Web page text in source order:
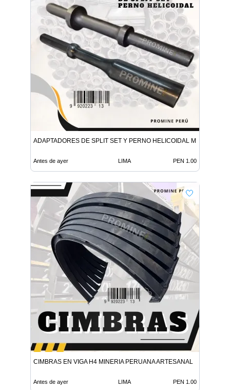
ADAPTADORES DE SPLIT SET Y PERNO HELICOIDAL MINERIA
Antes de ayer LIMA PEN 1.00
CIMBRAS EN VIGA H4 MINERIA PERUANA ARTESANAL
Antes de ayer LIMA PEN 1.00